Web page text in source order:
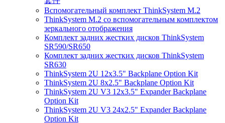
Вспомогательный комплект ThinkSystem M.2
ThinkSystem M.2 со вспомогательным комплектом
зеркального отображения
Комплект задних жестких дисков ThinkSystem
SR590/SR650
Комплект задних жестких дисков ThinkSystem
SR630
ThinkSystem 2U 12x3.5" Backplane Option Kit
ThinkSystem 2U 8x2.5" Backplane Option Kit
ThinkSystem 2U V3 12x3.5" Expander Backplane
Option Kit
ThinkSystem 2U V3 24x2.5" Expander Backplane
Option Kit